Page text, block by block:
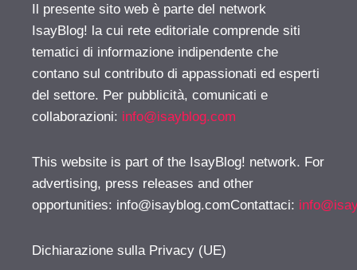
Il presente sito web è parte del network
IsayBlog! la cui rete editoriale comprende siti
tematici di informazione indipendente che
contano sul contributo di appassionati ed esperti
del settore. Per pubblicità, comunicati e
collaborazioni: info@isayblog.com
This website is part of the IsayBlog! network. For
advertising, press releases and other
opportunities: info@isayblog.comContattaci:
Dichiarazione sulla Privacy (UE)